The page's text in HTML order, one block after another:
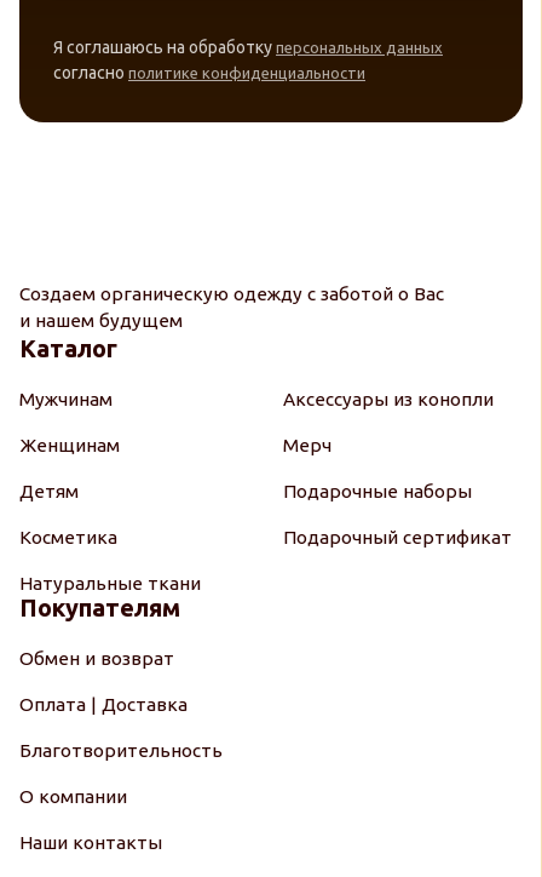
Я соглашаюсь на обработку персональных данных
согласно политике конфиденциальности
Создаем органическую одежду с заботой о Вас
и нашем будущем
Каталог
Мужчинам
Женщинам
Детям
Косметика
Натуральные ткани
Аксессуары из конопли
Мерч
Подарочные наборы
Подарочный сертификат
Покупателям
Обмен и возврат
Оплата | Доставка
Благотворительность
О компании
Наши контакты